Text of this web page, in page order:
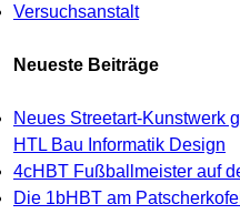
Versuchsanstalt
Neueste Beiträge
Neues Streetart-Kunstwerk
HTL Bau Informatik Design
4cHBT Fußballmeister auf
Die 1bHBT am Patscherkofel